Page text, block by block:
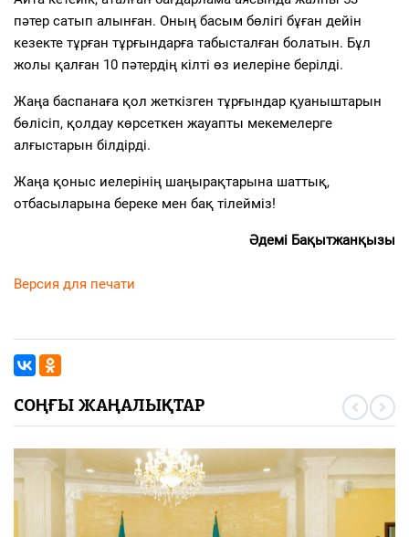
пәтер сатып алынған. Оның басым бөлігі бұған дейін
кезекте тұрған тұрғындарға табысталған болатын. Бұл
жолы қалған 10 пәтердің кілті өз иелеріне берілді.
Жаңа баспанаға қол жеткізген тұрғындар қуаныштарын
бөлісіп, қолдау көрсеткен жауапты мекемелерге
алғыстарын білдірді.
Жаңа қоныс иелерінің шаңырақтарына шаттық,
отбасыларына береке мен бақ тілейміз!
Әдемі Бақытжанқызы
Версия для печати
СОҢҒЫ ЖАҢАЛЫҚТАР